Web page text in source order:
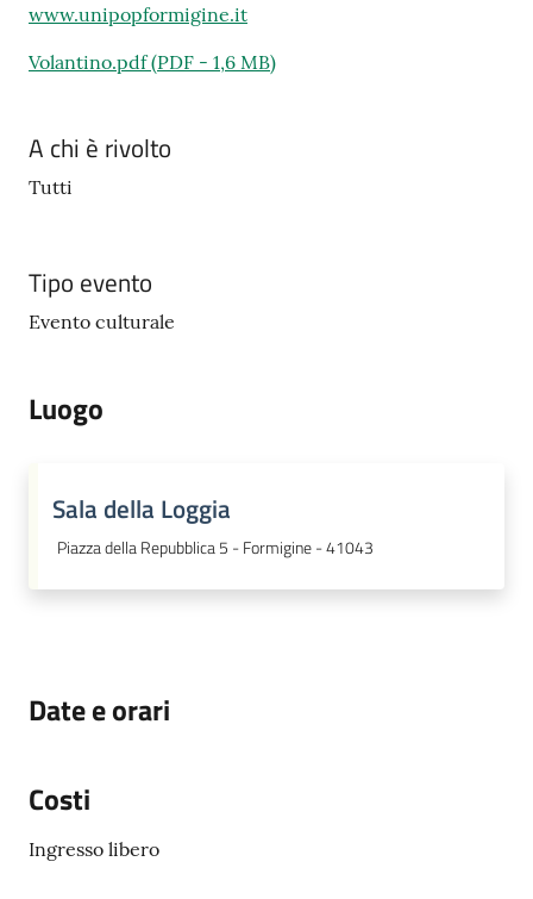
www.unipopformigine.it
Volantino.pdf(PDF - 1,6 MB)
A chi è rivolto
Tutti
Tipo evento
Evento culturale
Luogo
Sala della Loggia
Piazza della Repubblica 5 - Formigine - 41043
Date e orari
Costi
Ingresso libero